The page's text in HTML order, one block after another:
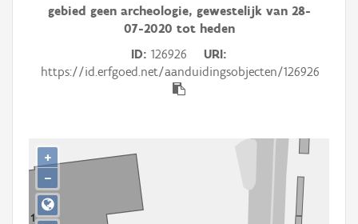
Aanduidingsobject
Thema
Persoon of collectief
Downloads
Hergebruik
gebied geen archeologie, gewestelijk van 28-
07-2020 tot heden
ID 126926
URI
https://id.erfgoed.net/aanduidingsobjecten/126926
+
−